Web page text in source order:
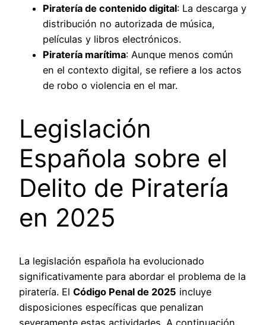
Piratería de contenido digital: La descarga y
distribución no autorizada de música,
películas y libros electrónicos.
Piratería marítima: Aunque menos común
en el contexto digital, se refiere a los actos
de robo o violencia en el mar.
Legislación
Española sobre el
Delito de Piratería
en 2025
La legislación española ha evolucionado
significativamente para abordar el problema de la
piratería. El Código Penal de 2025 incluye
disposiciones específicas que penalizan
severamente estas actividades. A continuación,